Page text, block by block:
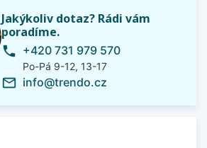
Jakýkoliv dotaz? Rádi vám
poradíme.
phone +420 731 979 570
Po-Pá 9-12, 13-17
mail_outline info@trendo.cz